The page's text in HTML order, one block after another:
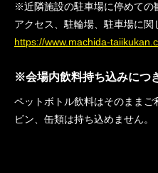
※近隣施設の駐車場に停めての
アクセス、駐輪場、駐車場に関
https://www.machida-
※会場内飲料持ち込みにつ
ペットボトル飲料はそのままご
ビン、缶類は持ち込めません。